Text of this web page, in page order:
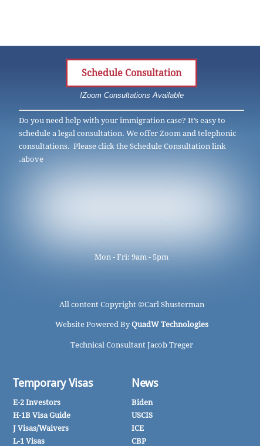
Schedule Consultation
Zoom Consultations Available!
Do you need help with your immigration case? It’s easy to
schedule a legal consultation. We offer Zoom and telephonic
consultations. Please click the Schedule Consultation link
above.
Mon - Fri: 9am - 5pm
All content Copyright ©Carl Shusterman
Website Powered ByQuadW Technologies
Technical Consultant Jacob Treger
News
Biden
USCIS
ICE
CBP
Temporary Visas
E-2 Investors
H-1B Visa Guide
J Visas/Waivers
L-1 Visas